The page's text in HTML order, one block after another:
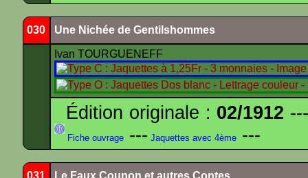
030 Une Nichée de Gentilshommes
Ivan TOURGUENEFF
Édition originale : 02/1912
Fiche ouvrage --- Jaquettes avec 4ème ---
031 Le Faux Coupon et autres Contes